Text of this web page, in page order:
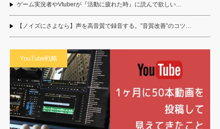
ゲーム実況者やVtuberが『活動に疲れた時』に読んで欲しい…
【ノイズにさよなら】声を高音質で録音する。”音質改善”のコツ…
YouTube戦略